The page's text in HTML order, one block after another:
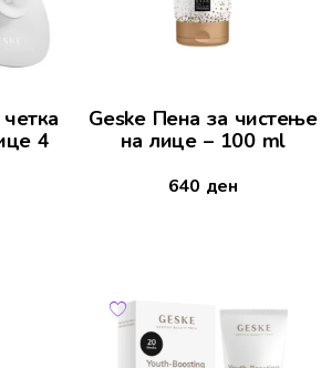
4
Geske Пена за чистење
на лице – 100 ml
640 ден